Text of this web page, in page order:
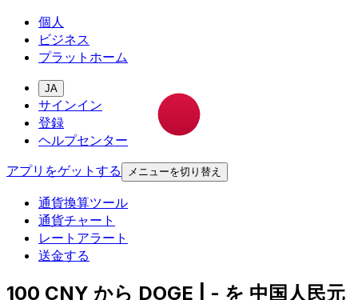
個人
ビジネス
プラットホーム
JA
サインイン
登録
ヘルプセンター
アプリをゲットする
メニューを切り替え
通貨換算ツール
通貨チャート
レートアラート
送金する
100 CNY から DOGE | - を 中国人民元